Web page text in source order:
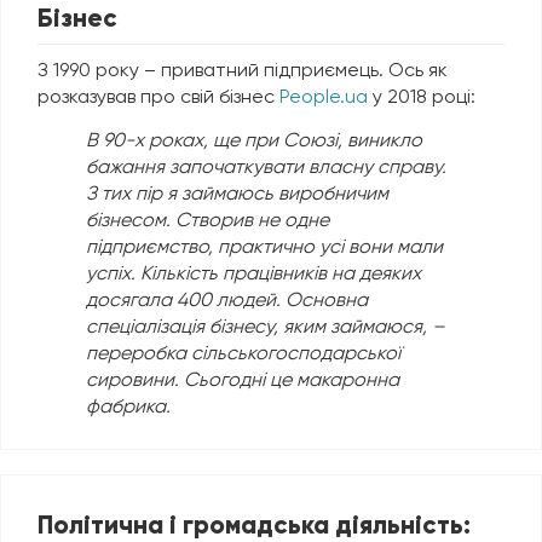
Бізнес
З 1990 року – приватний підприємець. Ось як
розказував про свій бізнес People.ua у 2018 році:
В 90-х роках, ще при Союзі, виникло
бажання започаткувати власну справу.
З тих пір я займаюсь виробничим
бізнесом. Створив не одне
підприємство, практично усі вони мали
успіх. Кількість працівників на деяких
досягала 400 людей. Основна
спеціалізація бізнесу, яким займаюся, –
переробка сільськогосподарської
сировини. Сьогодні це макаронна
фабрика.
Політична і громадська діяльність: